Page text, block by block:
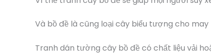
Và bồ đề là cũng loại cây biểu tượng cho
Tranh dán tường cây bồ đề có chất liệu vải